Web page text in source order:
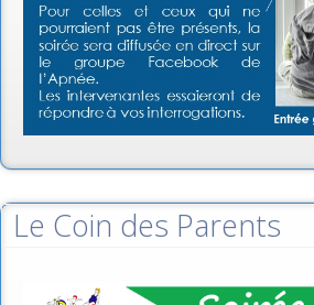
Le Coin des Parents